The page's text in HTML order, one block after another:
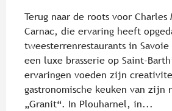
Terug naar de roots voor Charles
Carnac, die ervaring heeft
tweesterrenrestaurants in
een luxe brasserie op Saint-
ervaringen voeden zijn
gastronomische keuken van zijn
„Granit“. In Plouharnel, in...